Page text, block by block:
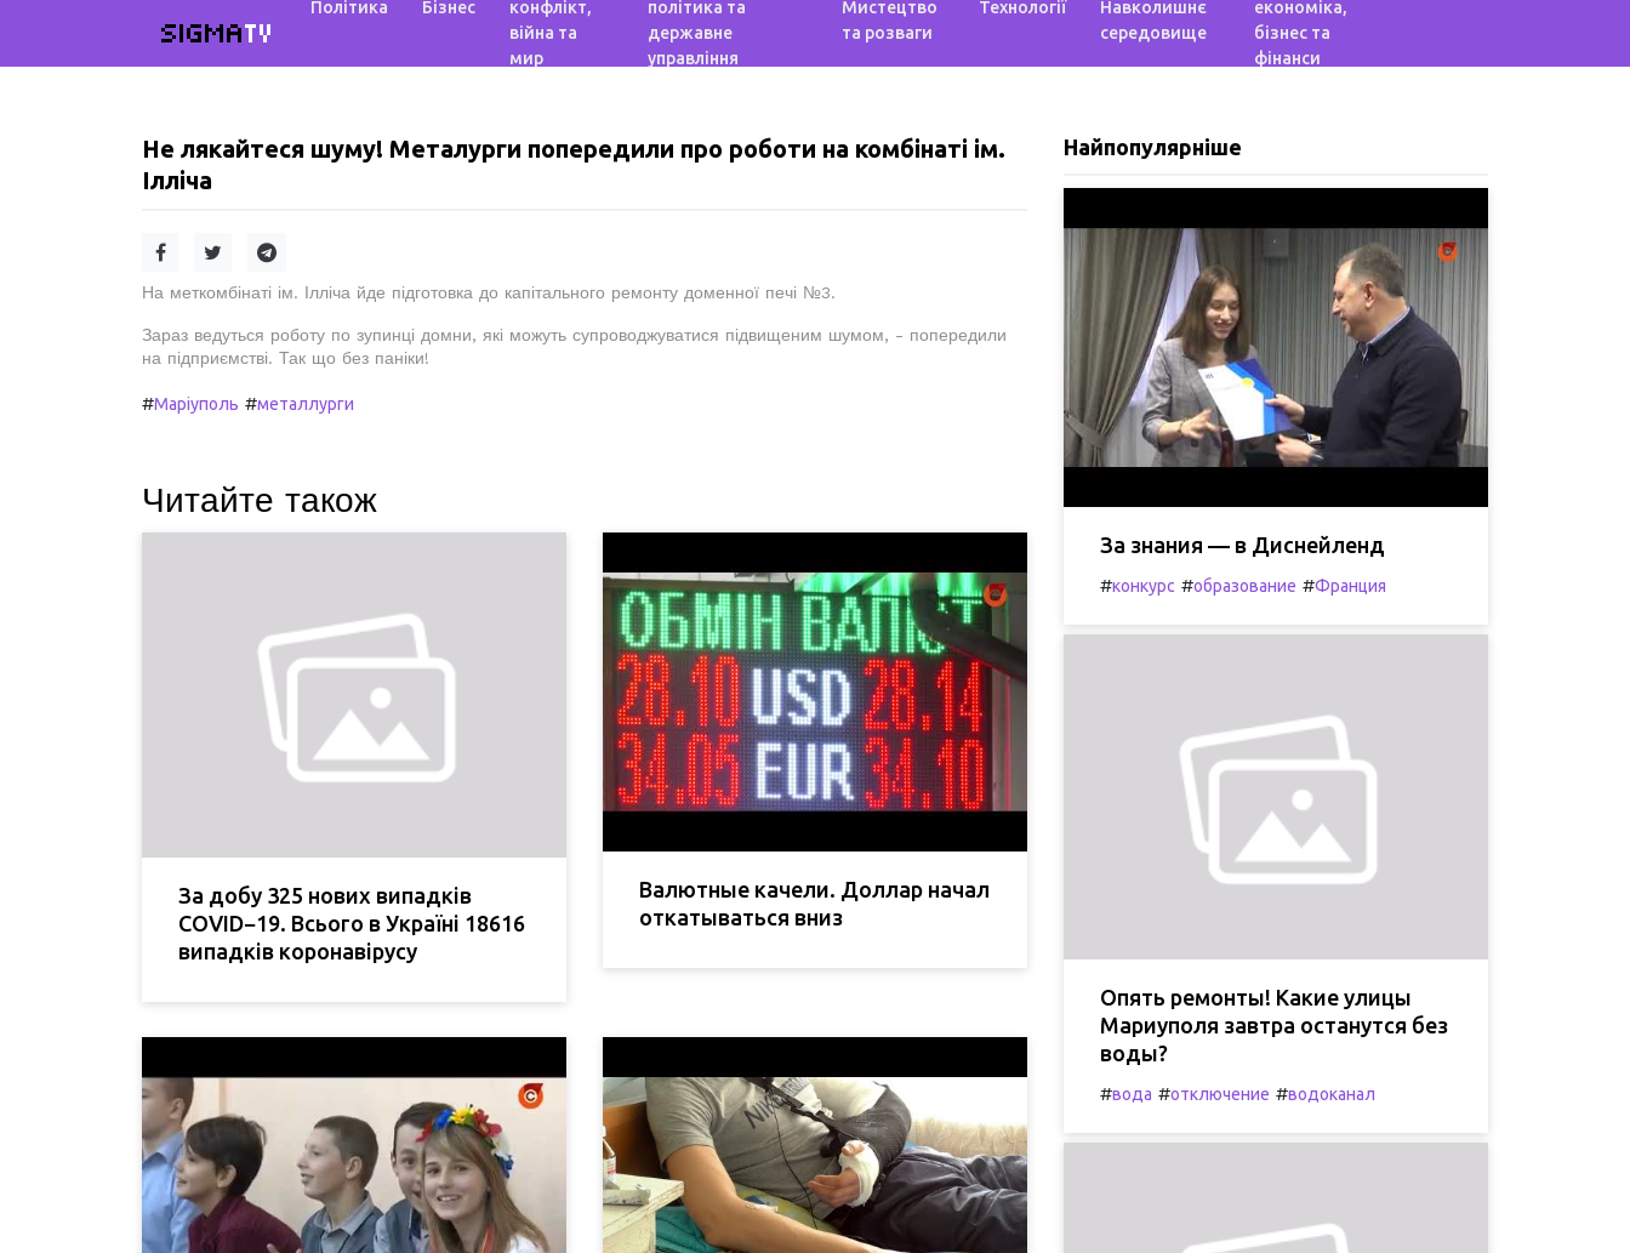
SIGMATV
Політика Бізнес
конфлікт,
війна та
мир
політика та
державне
управління
Мистецтво
та розваги
Технології
Навколишнє
середовище
економіка,
бізнес та
фінанси
Не лякайтеся шуму! Металурги попередили про роботи на комбінаті ім.
Ілліча
На меткомбінаті ім. Ілліча йде підготовка до капітального ремонту доменної печі №3.
Зараз ведуться роботу по зупинці домни, які можуть супроводжуватися підвищеним шумом, - попередили
на підприємстві. Так що без паніки!
#Маріуполь #металлурги
Читайте також
За добу 325 нових випадків
COVID−19. Всього в Україні 18616
випадків коронавірусу
Валютные качели. Доллар начал
откатываться вниз
Найпопулярніше
За знания — в Диснейленд
#конкурс #образование #Франция
Опять ремонты! Какие улицы
Мариуполя завтра останутся без
воды?
#вода #отключение #водоканал